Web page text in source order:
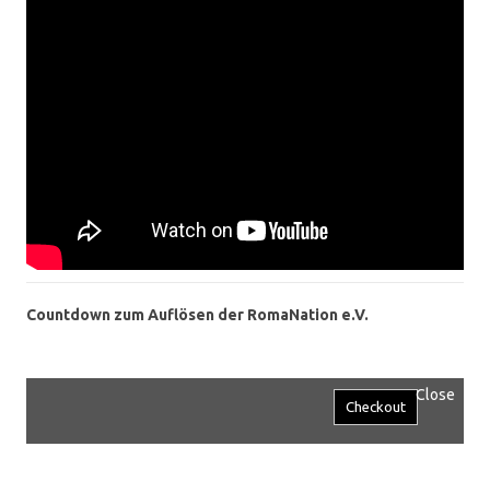
Countdown zum Auflösen der RomaNation e.V.
Close